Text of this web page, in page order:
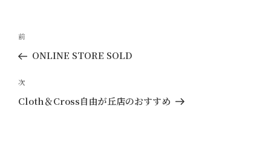
投
ナ
ビ
ゲ
過
去
投
稿
前
ONLINE STORE SOLD
次
の
次
Cloth＆Cross自由が丘店のおすすめ